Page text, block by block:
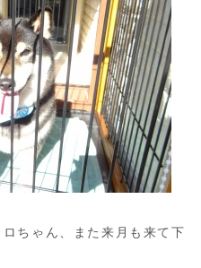
ちゃん、また来月も来て下